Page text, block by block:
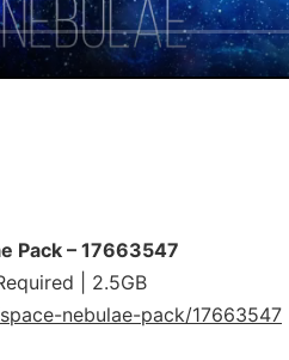
Pack – 17663547
| 2.5GB
nebulae-pack/17663547